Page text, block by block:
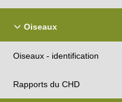
Oiseaux
Oiseaux - identification
Rapports du CHD